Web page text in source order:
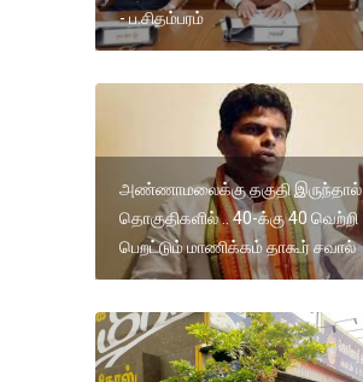
- ப.சிதம்பரம்
அண்ணாமலைக்கு தகுதி இருந்தால்
தொகுதிகளில் .. 40-க்கு 40 வெற்றி
பெறட்டும் மாணிக்கம் தாகூர் சவால்